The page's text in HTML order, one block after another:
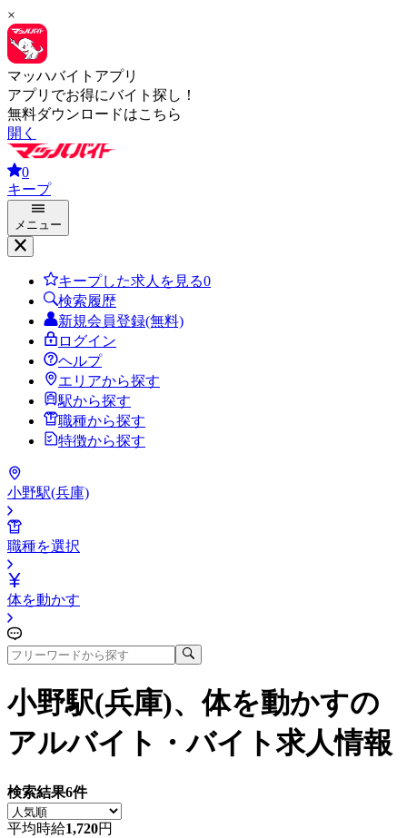
×
マッハバイトアプリ
アプリでお得にバイト探し！
無料ダウンロードはこちら
開く
0
キープ
メニュー
キープした求人を見る0
検索履歴
新規会員登録(無料)
ログイン
ヘルプ
エリアから探す
駅から探す
職種から探す
特徴から探す
小野駅(兵庫)
職種を選択
体を動かす
小野駅(兵庫)、体を動かすの
アルバイト・バイト求人情報
検索結果6件
平均時給1,720円